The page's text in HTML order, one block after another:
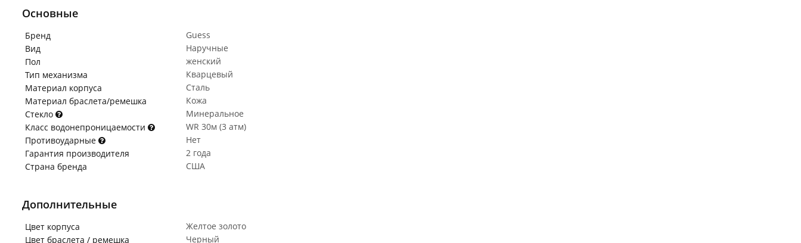
Основные
Бренд
Guess
Вид
Наручные
Пол
женский
Тип механизма
Кварцевый
Материал корпуса
Сталь
Материал браслета/ремешка
Кожа
Стекло
Минеральное
Класс водонепроницаемости
WR 30м (3 атм)
Противоударные
Нет
Гарантия производителя
2 года
Страна бренда
США
Дополнительные
Цвет корпуса
Желтое золото
Цвет браслета / ремешка
Черный